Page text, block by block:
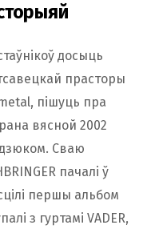
досыць
прасторы
пішуць пра
вясной 2002
Сваю
пачалі ў
першы альбом
з гуртамі VADER,